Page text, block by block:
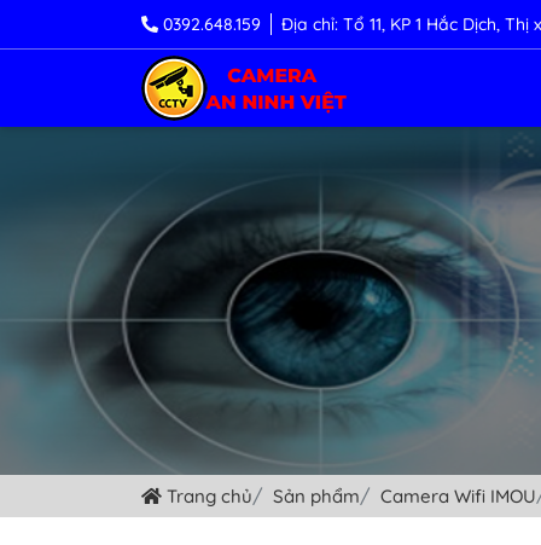
0392.648.159 Địa chỉ: Tổ 11, KP 1 Hắc Dịch,
Trang chủ Sản phẩm Camera Wifi IMOU